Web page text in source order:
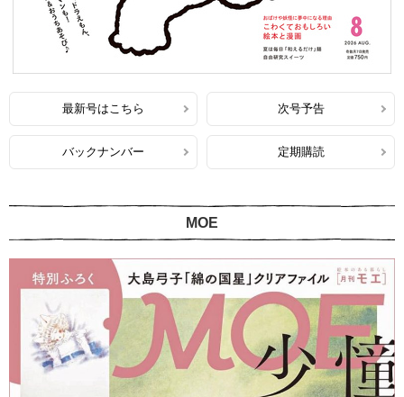
最新号はこちら 次号予告
バックナンバー 定期購読
MOE